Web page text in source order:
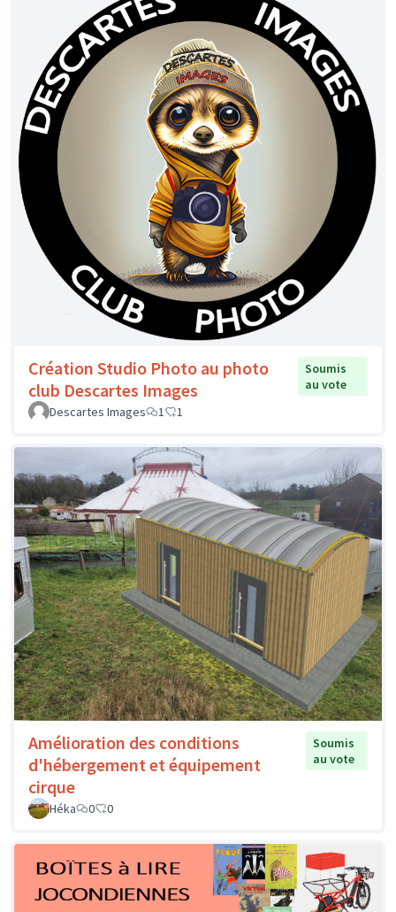
Création Studio Photo au photo
club Descartes Images
Soumis
au vote
Descartes Images
1 1
Amélioration des conditions
d'hébergement et équipement
cirque
Soumis
au vote
Héka 0 0